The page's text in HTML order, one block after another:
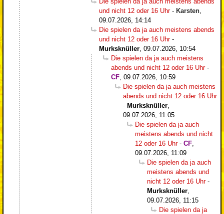
und nicht 12 oder 16 Uhr- Karsten
09.07.2026, 14:14
Die spielen da ja auch meistens abends
und nicht 12 oder 16 Uhr-
Murksknüller 09.07.2026, 10:54
Die spielen da ja auch meistens
abends und nicht 12 oder 16 Uhr-
CF 09.07.2026, 10:59
Die spielen da ja auch meistens
abends und nicht 12 oder 16 Uhr
- Murksknüller
09.07.2026, 11:05
Die spielen da ja auch
meistens abends und nicht
12 oder 16 Uhr- CF
09.07.2026, 11:09
Die spielen da ja auch
meistens abends und
nicht 12 oder 16 Uhr-
Murksknüller
09.07.2026, 11:15
Die spielen da ja